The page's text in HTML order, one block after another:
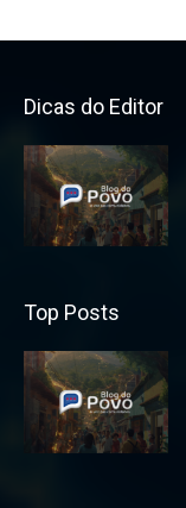
Dicas do Editor
Top Posts